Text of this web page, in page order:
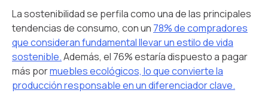
La sostenibilidad se perfila como una de las principales
tendencias de consumo, con un 78% de compradores
que consideran fundamental llevar un estilo de vida
sostenible.Además, el 76% estaría dispuesto a pagar
más pormuebles ecológicos, lo que convierte la
producción responsable en un diferenciador clave.